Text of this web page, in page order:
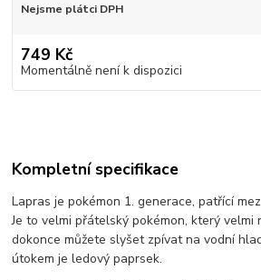
Nejsme plátci DPH
749 Kč
Momentálně není k dispozici
Kompletní specifikace
Lapras je pokémon 1. generace, patřící
Je to velmi přátelský pokémon, který velmi
dokonce můžete slyšet zpívat na vodní
útokem je ledový paprsek.